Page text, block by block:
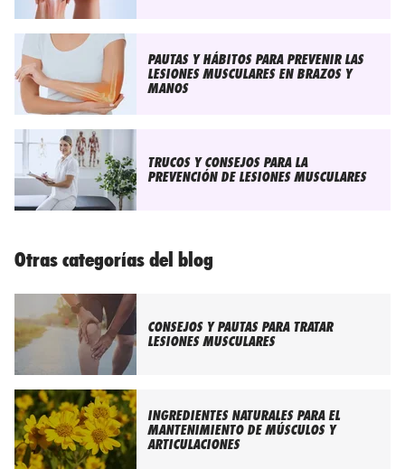
PAUTAS Y HÁBITOS PARA PREVENIR LAS
LESIONES MUSCULARES EN BRAZOS Y
MANOS
TRUCOS Y CONSEJOS PARA LA
PREVENCIÓN DE LESIONES MUSCULARES
Otras categorías del blog
CONSEJOS Y PAUTAS PARA TRATAR
LESIONES MUSCULARES
INGREDIENTES NATURALES PARA EL
MANTENIMIENTO DE MÚSCULOS Y
ARTICULACIONES